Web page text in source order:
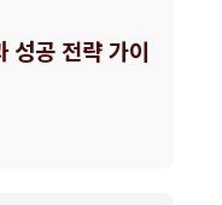
성공 전략 가이